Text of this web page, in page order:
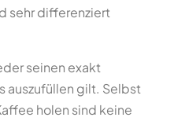
sehr differenziert
seinen exakt
auszufüllen gilt. Selbst
holen sind keine